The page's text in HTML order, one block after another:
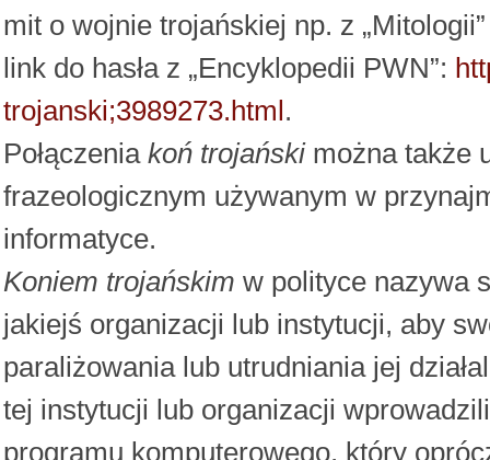
mit o wojnie trojańskiej np. z
link do hasła z „Encyklopedii PWN”:
trojanski;3989273.html.
Połączenia koń trojańskimożna także
frazeologicznym używanym w
informatyce.
Koniem trojańskim w polityce nazywa
jakiejś organizacji lub instytucji, aby
paraliżowania lub utrudniania jej
tej instytucji lub organizacji
programu komputerowego, który